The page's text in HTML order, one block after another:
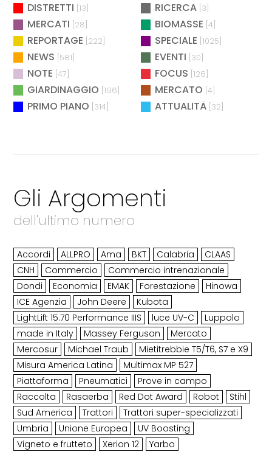
DISTRETTI [13] RICERCA [3]
MERCATI [28] BIOMASSE [4]
REPORTAGE [222] SPECIALE [1025]
NEWS [581] EVENTI [30]
NOTE [47] FOCUS [126]
GIARDINAGGIO [196] MERCATO [4]
PRIMO PIANO [314] ATTUALITÀ [32]
Gli Argomenti
dell'ultimo numero
Accordi ALLPRO Ama BKT Calabria
CLAAS
CNH
Commercio
Commercio intrenazionale
Dondi
Economia EMAK Forestazione
Hinowa
ICE Agenzia
John Deere
Kubota
LightLift 15.70 Performance IIIS
luce UV-C
Luppolo
made in Italy
Massey Ferguson
Mercato
Mercosur
Michael Traub
Mietitrebbie T5/T6, S7 e X9
Misura America Latina
Multimax MP 527
Piattaforma
Pneumatici
Prove in campo
Raccolta
Rasaerba Red Dot Award Robot
Stihl
Sud America
Trattori
Trattori super-specializzati
Umbria
Unione Europea
UV Boosting
Vigneto e frutteto
Xerion 12 Yarbo